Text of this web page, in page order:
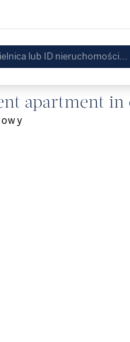
apartment in